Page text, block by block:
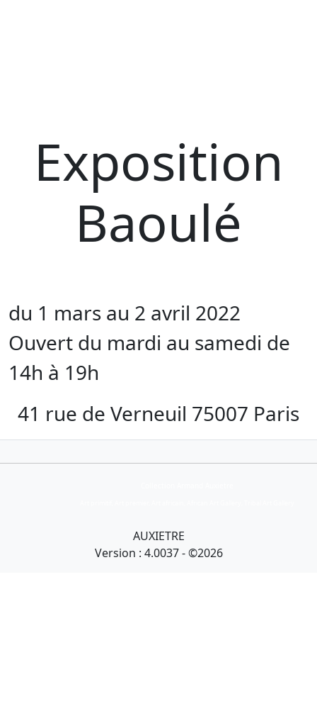
Exposition
Baoulé
du 1 mars au 2 avril 2022
Ouvert du mardi au samedi de
14h à 19h
41 rue de Verneuil 75007 Paris
AUXIETRE
Version : 4.0037 - ©2026